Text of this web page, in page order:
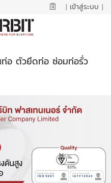
| เข้าสู่ระบบ |
อ ตัวยึดท่อ ซ่อมท่อรั่ว